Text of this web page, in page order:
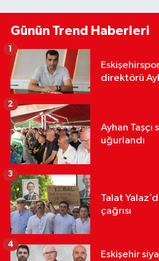
Günün Trend Haberleri
direktörü
1
Ayhan
uğurlandı
2
Talat
çağrısı
3
Eskişehir
4